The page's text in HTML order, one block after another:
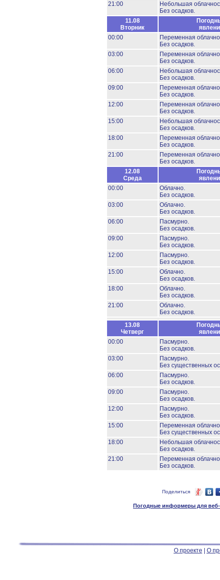
21:00
Небольшая
Без осадков.
11.08
Вторник
00:00
Переменная
Без осадков.
03:00
Переменная
Без осадков.
06:00
Небольшая
Без осадков.
09:00
Переменная
Без осадков.
12:00
Переменная
Без осадков.
15:00
Небольшая
Без осадков.
18:00
Переменная
Без осадков.
21:00
Переменная
Без осадков.
12.08
Среда
00:00
Облачно.
Без осадков.
03:00
Облачно.
Без осадков.
06:00
Пасмурно.
Без осадков.
09:00
Пасмурно.
Без осадков.
12:00
Пасмурно.
Без осадков.
15:00
Облачно.
Без осадков.
18:00
Облачно.
Без осадков.
21:00
Облачно.
Без осадков.
13.08
Четверг
00:00
Пасмурно.
Без осадков.
03:00
Пасмурно.
Без существенных
06:00
Пасмурно.
Без осадков.
09:00
Пасмурно.
Без осадков.
12:00
Пасмурно.
Без осадков.
15:00
Переменная
Без существенных
18:00
Небольшая
Без осадков.
21:00
Переменная
Без осадков.
Поделиться
Погодные информеры для веб-
О проекте О